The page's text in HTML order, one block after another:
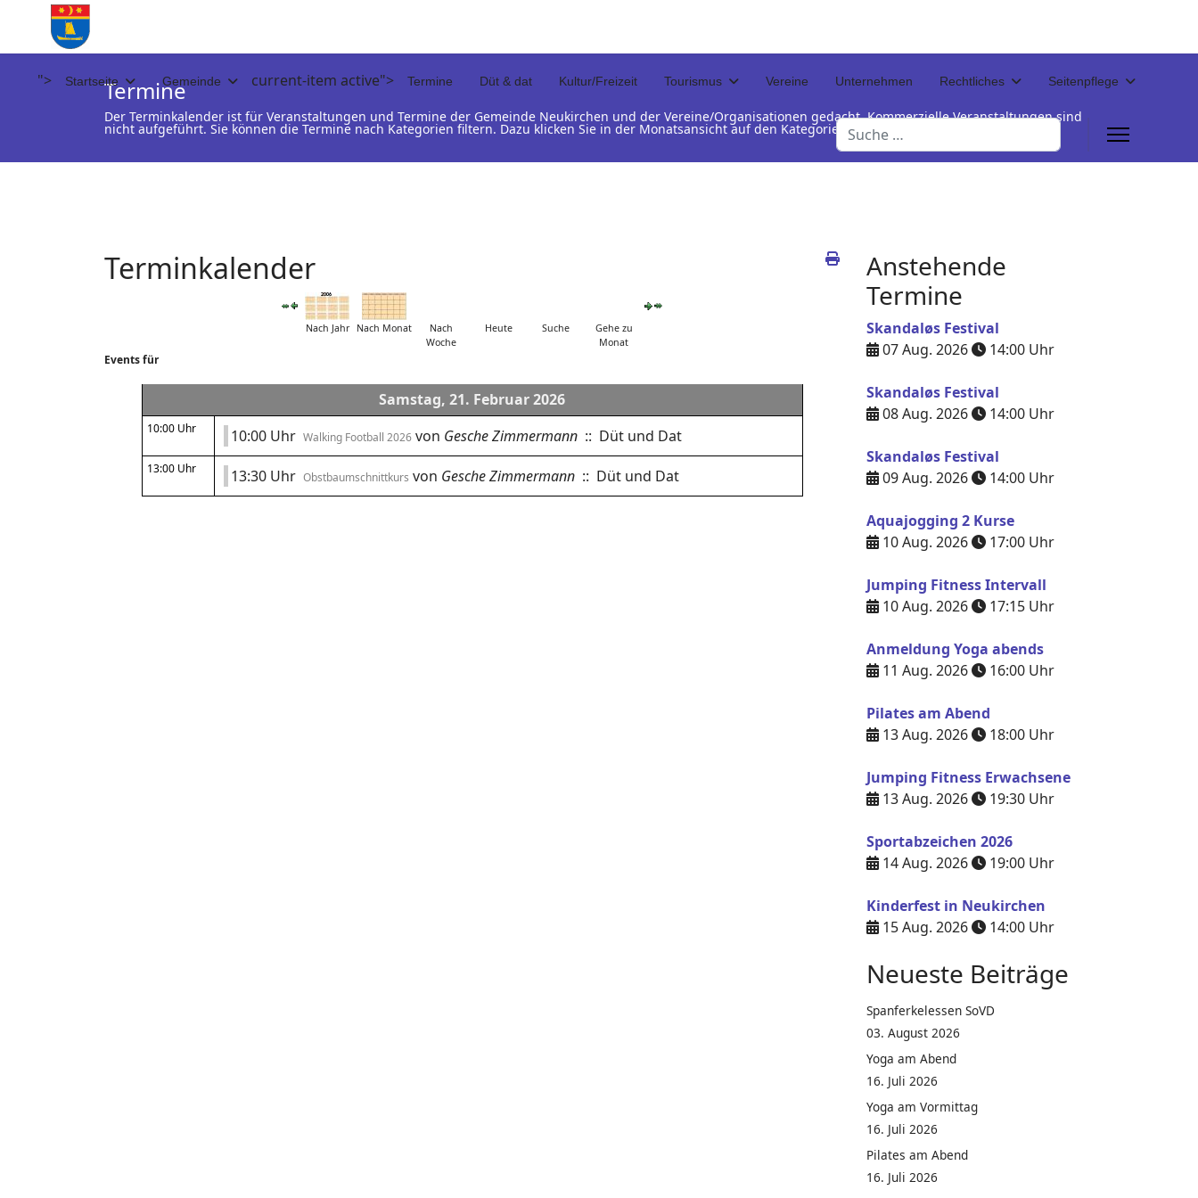
"> Startseite Gemeinde current-item active"> Termine Düt & dat Kultur/Freizeit Tourismus Vereine Unternehmen Rechtliches Seitenpflege
Suchen
Termine
Der Terminkalender ist für Veranstaltungen und Termine der Gemeinde Neukirchen und der Vereine/Organisationen gedacht. Kommerzielle Veranstaltungen sind
nicht aufgeführt. Sie können die Termine nach Kategorien filtern. Dazu klicken Sie in der Monatsansicht auf den Kategorienamen unterhalb der Termintabelle
Terminkalender
Nach Jahr Nach Monat
Nach
Woche
Heute Suche
Gehe zu
Monat
Events für
Samstag, 21. Februar 2026
10:00 Uhr 10:00 Uhr Walking Football 2026von Gesche Zimmermann:: Düt und Dat
13:00 Uhr 13:30 Uhr Obstbaumschnittkurs von Gesche Zimmermann:: Düt und Dat
Anstehende
Termine
Skandaløs Festival
07 Aug. 2026
14:00 Uhr
Skandaløs Festival
08 Aug. 2026
14:00 Uhr
Skandaløs Festival
09 Aug. 2026
14:00 Uhr
Aquajogging 2 Kurse
10 Aug. 2026
17:00 Uhr
Jumping Fitness Intervall
10 Aug. 2026
17:15 Uhr
Anmeldung Yoga abends
11 Aug. 2026
16:00 Uhr
Pilates am Abend
13 Aug. 2026
18:00 Uhr
Jumping Fitness Erwachsene
13 Aug. 2026
19:30 Uhr
Sportabzeichen 2026
14 Aug. 2026
19:00 Uhr
Kinderfest in Neukirchen
15 Aug. 2026
14:00 Uhr
Neueste Beiträge
Spanferkelessen SoVD
03. August 2026
Yoga am Abend
16. Juli 2026
Yoga am Vormittag
16. Juli 2026
Pilates am Abend
16. Juli 2026